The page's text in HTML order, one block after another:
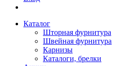
Каталог
Шторная фурнитура
Швейная фурнитура
Карнизы
Каталоги, брелки